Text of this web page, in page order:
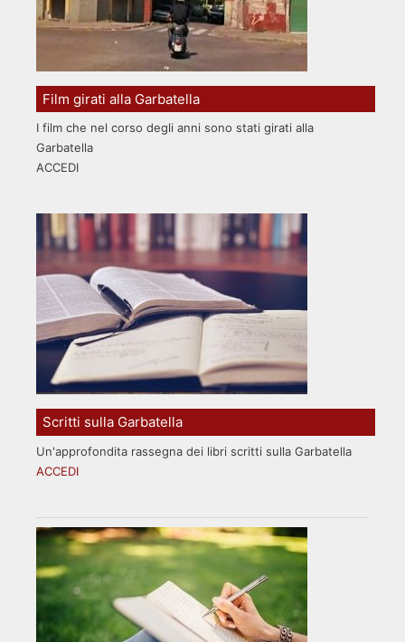
Film girati alla Garbatella
I film che nel corso degli anni sono stati girati alla
Garbatella
ACCEDI
Scritti sulla Garbatella
Un'approfondita rassegna dei libri scritti sulla Garbatella
ACCEDI